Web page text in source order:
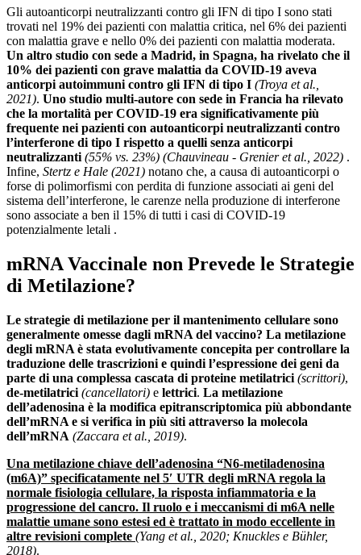
Gli autoanticorpi neutralizzanti contro gli IFN di tipo I sono stati
trovati nel 19% dei pazienti con malattia critica, nel 6% dei pazienti
con malattia grave e nello 0% dei pazienti con malattia moderata.
Un altro studio con sede a Madrid, in Spagna, ha rivelato che il
10% dei pazienti con grave malattia da COVID-19 aveva
anticorpi autoimmuni contro gli IFN di tipo I (Troya et al.,
2021). Uno studio multi-autore con sede in Francia ha rilevato
che la mortalità per COVID-19 era significativamente più
frequente nei pazienti con autoanticorpi neutralizzanti contro
l’interferone di tipo I rispetto a quelli senza anticorpi
neutralizzanti (55% vs. 23%) (Chauvineau ‐ Grenier et al., 2022) .
Infine, Stertz e Hale (2021) notano che, a causa di autoanticorpi o
forse di polimorfismi con perdita di funzione associati ai geni del
sistema dell’interferone, le carenze nella produzione di interferone
sono associate a ben il 15% di tutti i casi di COVID-19
potenzialmente letali .
mRNA Vaccinale non Prevede le Strategie
di Metilazione?
Le strategie di metilazione per il mantenimento cellulare sono
generalmente omesse dagli mRNA del vaccino? La metilazione
degli mRNA è stata evolutivamente concepita per controllare la
traduzione delle trascrizioni e quindi l’espressione dei geni da
parte di una complessa cascata di proteine metilatrici (scrittori),
de-metilatrici (cancellatori) e lettrici. La metilazione
dell’adenosina è la modifica epitranscriptomica più abbondante
dell’mRNA e si verifica in più siti attraverso la molecola
dell’mRNA (Zaccara et al., 2019).
Una metilazione chiave dell’adenosina “N6-metiladenosina
(m6A)” specificatamente nel 5′ UTR degli mRNA regola la
normale fisiologia cellulare, la risposta infiammatoria e la
progressione del cancro. Il ruolo e i meccanismi di m6A nelle
malattie umane sono estesi ed è trattato in modo eccellente in
altre revisioni complete (Yang et al., 2020; Knuckles e Bühler,
2018).